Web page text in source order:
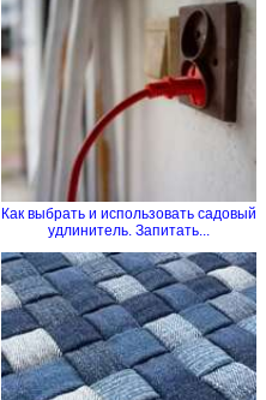
Как выбрать и использовать садовый
удлинитель. Запитать...